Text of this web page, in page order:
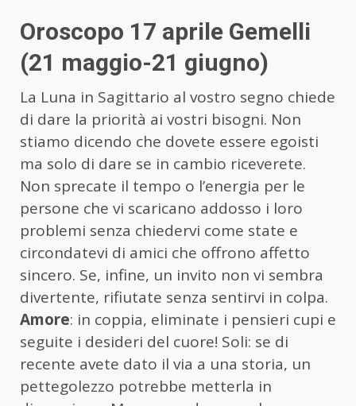
Oroscopo 17 aprile Gemelli
(21 maggio-21 giugno)
La Luna in Sagittario al vostro segno chiede
di dare la priorità ai vostri bisogni. Non
stiamo dicendo che dovete essere egoisti
ma solo di dare se in cambio riceverete.
Non sprecate il tempo o l’energia per le
persone che vi scaricano addosso i loro
problemi senza chiedervi come state e
circondatevi di amici che offrono affetto
sincero. Se, infine, un invito non vi sembra
divertente, rifiutate senza sentirvi in colpa.
Amore: in coppia, eliminate i pensieri cupi e
seguite i desideri del cuore! Soli: se di
recente avete dato il via a una storia, un
pettegolezzo potrebbe metterla in